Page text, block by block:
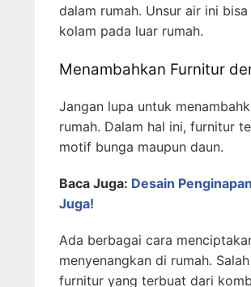
dalam rumah. Unsur air ini
kolam pada luar rumah.
Menambahkan Furnitur
Jangan lupa untuk
rumah. Dalam hal ini, furnitur
motif bunga maupun daun.
Baca Juga: Desain
Juga!
Ada berbagai cara
menyenangkan di rumah.
furnitur yang terbuat dari